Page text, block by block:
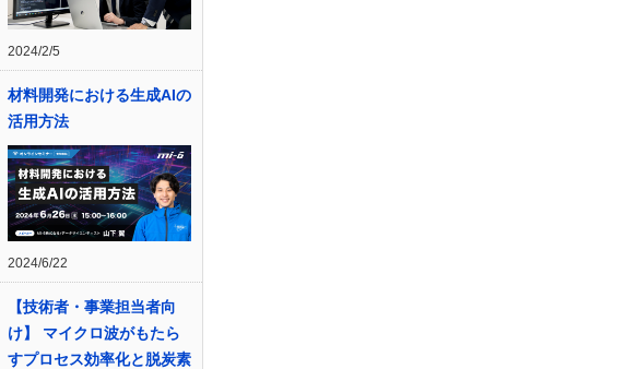
2024/2/5
材料開発における生成AIの
活用方法
2024/6/22
【技術者・事業担当者向
け】 マイクロ波がもたら
すプロセス効率化と脱炭素